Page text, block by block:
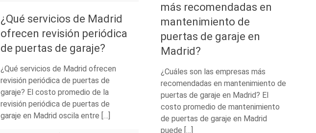
más recomendadas en
mantenimiento de
puertas de garaje en
Madrid?
¿Cuáles son las empresas más
recomendadas en mantenimiento de
puertas de garaje en Madrid? El
costo promedio de mantenimiento
de puertas de garaje en Madrid
puede […]
¿Qué servicios de Madrid
ofrecen revisión periódica
de puertas de garaje?
¿Qué servicios de Madrid ofrecen
revisión periódica de puertas de
garaje? El costo promedio de la
revisión periódica de puertas de
garaje en Madrid oscila entre […]